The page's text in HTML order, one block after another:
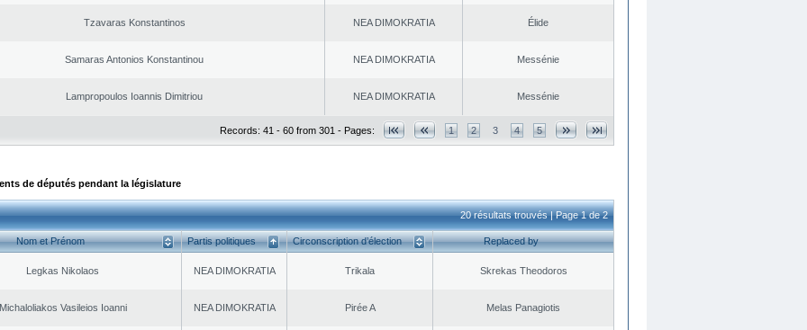
Tzavaras Konstantinos NEA DΙMOKRATIA Élide
Samaras Antonios Konstantinou NEA DΙMOKRATIA Messénie
Lampropoulos Ioannis Dimitriou NEA DΙMOKRATIA Messénie
Records: 41 - 60 from 301 - Pages: 1 2 3 4 5
de députés pendant la législature
20 résultats trouvés | Page 1 de 2
Nom et Prénom Partis politiques Circonscription d’élection Replaced by
Legkas Nikolaos NEA DΙMOKRATIA Trikala Skrekas Theodoros
Michaloliakos Vasileios Ioanni NEA DΙMOKRATIA Pirée A Melas Panagiotis